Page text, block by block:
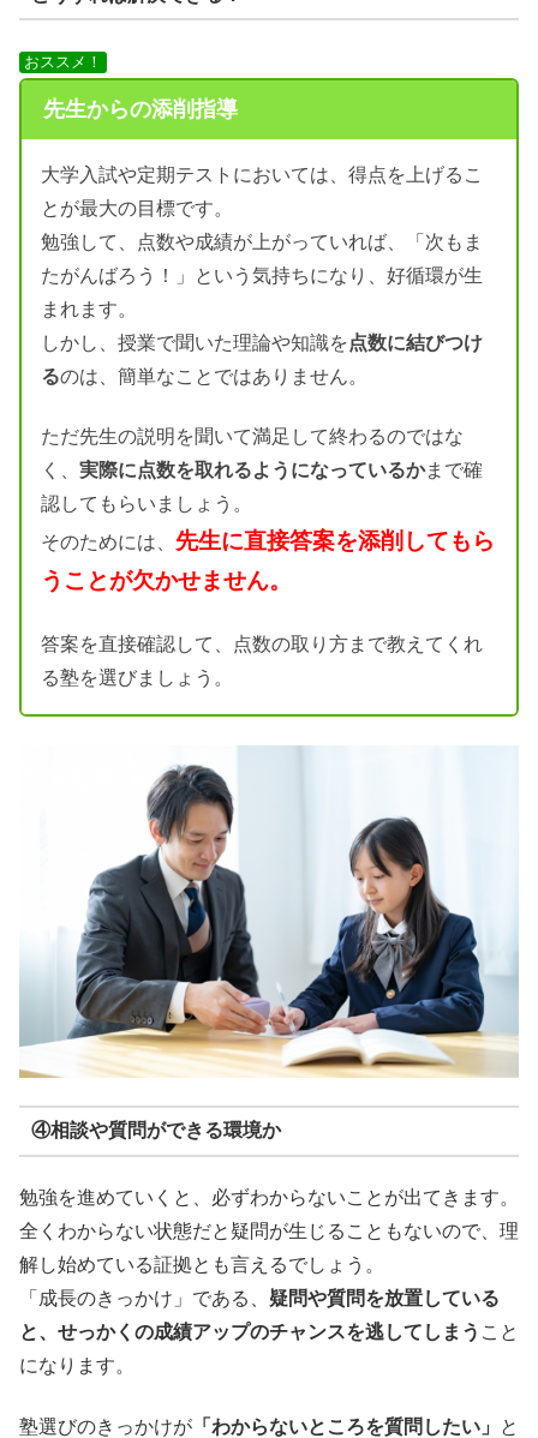
おススメ！
先生からの添削指導
大学入試や定期テストにおいては、得点を上げるこ
とが最大の目標です。
勉強して、点数や成績が上がっていれば、「次もま
たがんばろう！」という気持ちになり、好循環が生
まれます。
しかし、授業で聞いた理論や知識を点数に結びつけ
るのは、簡単なことではありません。
ただ先生の説明を聞いて満足して終わるのではな
く、 実際に点数を取れるようになっているかまで確
認してもらいましょう。
そのためには、 先生に直接答案を添削してもら
うことが欠かせません。
答案を直接確認して、点数の取り方まで教えてくれ
る塾を選びましょう。
④相談や質問ができる環境か
勉強を進めていくと、必ずわからないことが出てきます。
全くわからない状態だと疑問が生じることもないので、理
解し始めている証拠とも言えるでしょう。
「成長のきっかけ」である、 疑問や質問を放置している
と、せっかくの成績アップのチャンスを逃してしまう こと
になります。
塾選びのきっかけが 「わからないところを質問したい」
と